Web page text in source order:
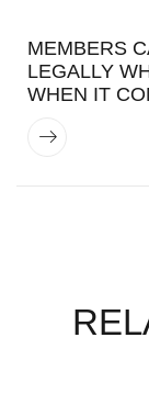
MEMBERS
LEGALLY
WHEN IT